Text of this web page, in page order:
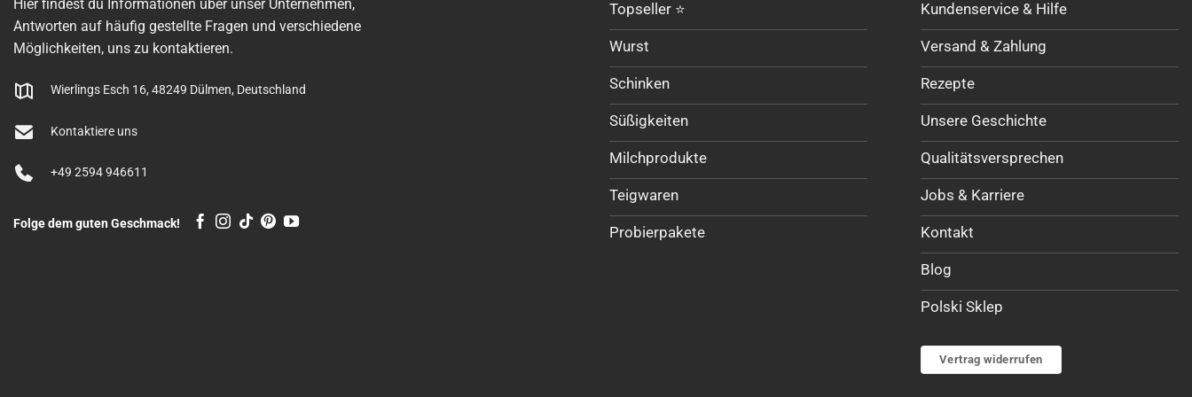
Hier findest du Informationen über unser Unternehmen,
Antworten auf häufig gestellte Fragen und verschiedene
Möglichkeiten, uns zu kontaktieren.
Wierlings Esch 16, 48249 Dülmen, Deutschland
Kontaktiere uns
+49 2594 946611
Folge dem guten Geschmack!
Topseller ⭐
Wurst
Schinken
Süßigkeiten
Milchprodukte
Teigwaren
Probierpakete
Kundenservice & Hilfe
Versand & Zahlung
Rezepte
Unsere Geschichte
Qualitätsversprechen
Jobs & Karriere
Kontakt
Blog
Polski Sklep
Vertrag widerrufen